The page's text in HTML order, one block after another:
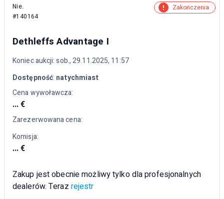
Nie.
#140164
Zakończenia
Dethleffs Advantage I
Koniec aukcji: sob., 29.11.2025, 11:57
Dostępność: natychmiast
Cena wywoławcza:
... €
Zarezerwowana cena:
Komisja:
... €
Zakup jest obecnie możliwy tylko dla profesjonalnych
dealerów. Teraz rejestr